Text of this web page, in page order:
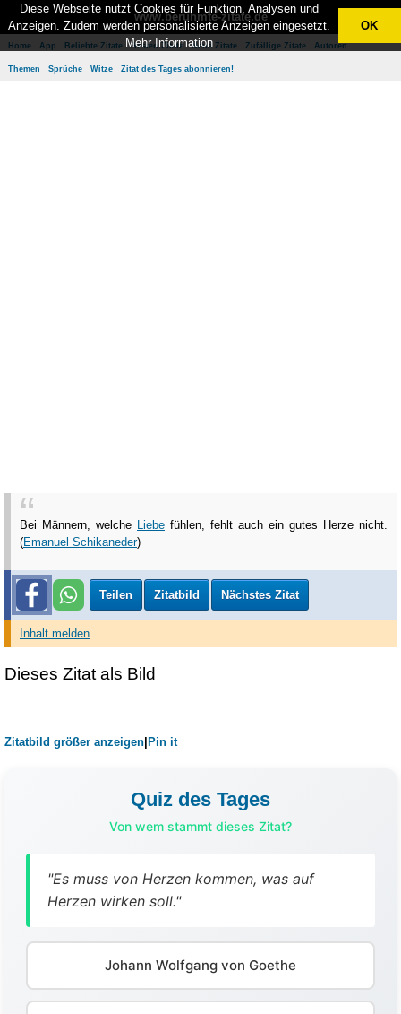
www.berühmte-zitate.de
Home App Beliebte Zitate Besten Zitate Neue Zitate Zufällige Zitate Autoren
Themen Sprüche Witze Zitat des Tages abonnieren!
Bei Männern, welche Liebe fühlen, fehlt auch ein gutes Herze nicht.
(Emanuel Schikaneder)
Teilen Zitatbild Nächstes Zitat
Inhalt melden
Dieses Zitat als Bild
Zitatbild größer anzeigen Pin it
Quiz des Tages
Von wem stammt dieses Zitat?
"Es muss von Herzen kommen, was auf
Herzen wirken soll."
Johann Wolfgang von Goethe
Diese Webseite nutzt Cookies für Funktion, Analysen und
Anzeigen. Zudem werden personalisierte Anzeigen eingesetzt.
Mehr Information
OK